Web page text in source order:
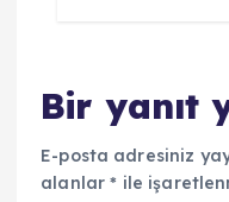
Bir yanıt
E-posta adresiniz
alanlar* ile